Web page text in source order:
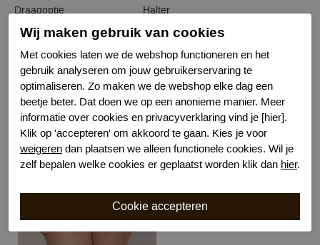
Draagoptie
Halter
Gerelateerde producten
-20%
Wij maken gebruik van cookies
Met cookies laten we de webshop functioneren en het
gebruik analyseren om jouw gebruikerservaring te
optimaliseren. Zo maken we de webshop elke dag een
beetje beter. Dat doen we op een anonieme manier. Meer
informatie over cookies en privacyverklaring vind je [hier].
Klik op 'accepteren' om akkoord te gaan. Kies je voor
weigeren dan plaatsen we alleen functionele cookies. Wil je
zelf bepalen welke cookies er geplaatst worden klik dan hier.